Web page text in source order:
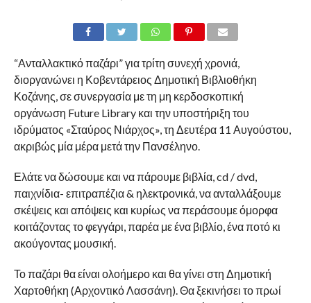
“Ανταλλακτικό παζάρι” για τρίτη συνεχή χρονιά,
διοργανώνει η Κοβεντάρειος Δημοτική Βιβλιοθήκη
Κοζάνης, σε συνεργασία με τη μη κερδοσκοπική
οργάνωση Future Library και την υποστήριξη του
ιδρύματος «Σταύρος Νιάρχος», τη Δευτέρα 11 Αυγούστου,
ακριβώς μία μέρα μετά την Πανσέληνο.
Ελάτε να δώσουμε και να πάρουμε βιβλία, cd / dvd,
παιχνίδια- επιτραπέζια & ηλεκτρονικά, να ανταλλάξουμε
σκέψεις και απόψεις και κυρίως να περάσουμε όμορφα
κοιτάζοντας το φεγγάρι, παρέα με ένα βιβλίο, ένα ποτό κι
ακούγοντας μουσική.
Το παζάρι θα είναι ολοήμερο και θα γίνει στη Δημοτική
Χαρτοθήκη (Αρχοντικό Λασσάνη). Θα ξεκινήσει το πρωί